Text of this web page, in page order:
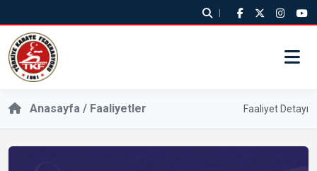
|
Anasayfa / Faaliyetler Faaliyet Detayı